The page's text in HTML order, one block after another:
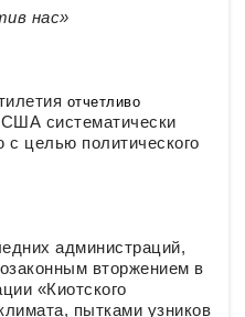
нас»
отчетливо
систематически
целью политического
администраций,
вторжением в
«Киотского
пытками узников